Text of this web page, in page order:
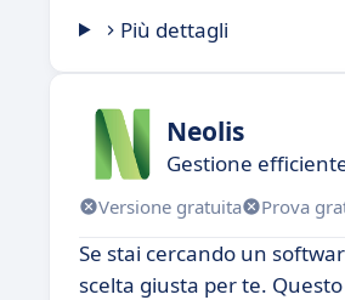
Più dettagli
Neolis
Gestione
Versione gratuita Prova
Se stai cercando un
scelta giusta per te.